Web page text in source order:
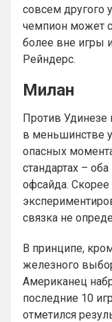
совсем другого
чемпион может
более вне игры
Рейндерс.
Милан
Против Удинезе
в меньшинстве
опасных
стандартах –
офсайда.
связка не
В принципе,
железного
Американец
последние 10
отметился